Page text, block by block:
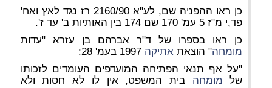
כן ראו ההפניה שם, לע"א 2160/90 רז נגד לאץ ואח'
פד,י מ"ז 5 עמ' 170 שם 174 בין האותיות ב' עד ז'.
כן ראו בספרו של ד"ר אברהם בן עזרא "עדות
מומחה" הוצאת אתיקה
"על אף תנאי הפתיחה המועדפים העומדים לזכותו
של מומחה בית המשפט, אין לו לא חסות ולא